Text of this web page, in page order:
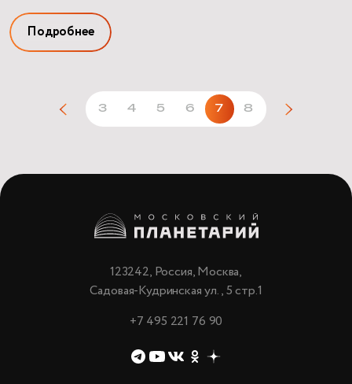
Подробнее
3 4 5 6 7 8
123242, Россия, Москва,
Садовая-Кудринская ул., 5 стр.1
+7 495 221 76 90